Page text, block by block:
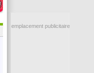
emplacement publicitaire